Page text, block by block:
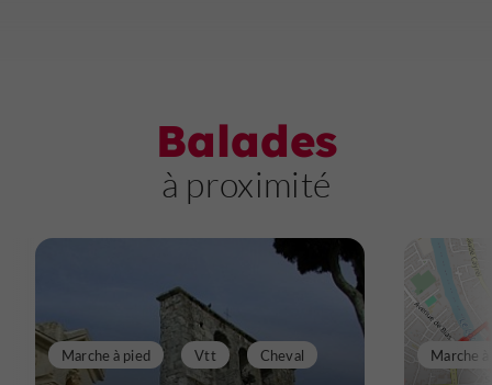
Balades
à proximité
Marche à pied Vtt Cheval Marche